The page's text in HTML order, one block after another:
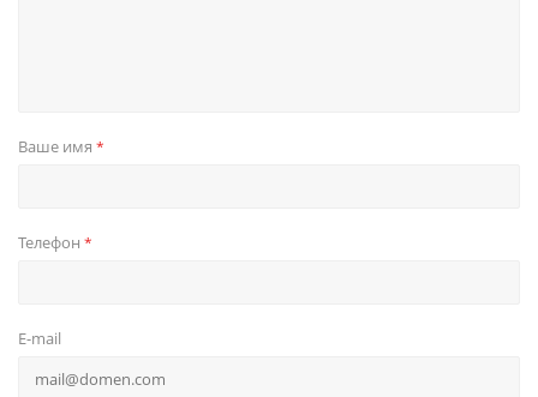
Ваше имя *
Телефон *
E-mail